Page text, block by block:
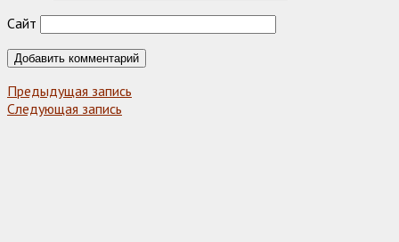
Сайт
Предыдущая запись
Следующая запись